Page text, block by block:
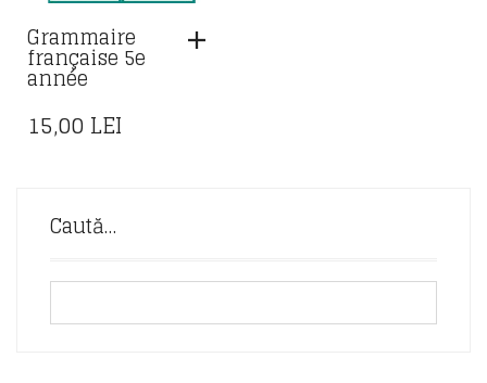
Grammaire
française 5e
année
15,00 LEI
Caută…